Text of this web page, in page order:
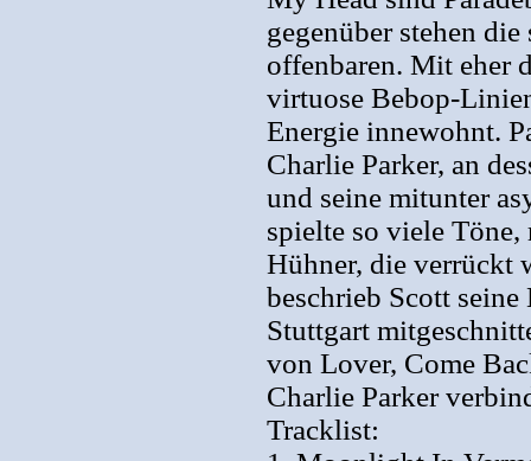
gegenüber stehen
offenbaren. Mit eher
virtuose Bebop-
Energie innewohnt.
Charlie Parker, an
und seine mitunter
spielte so viele
Hühner, die verrückt
beschrieb Scott
Stuttgart
von Lover, Come
Charlie Parker
Tracklist: